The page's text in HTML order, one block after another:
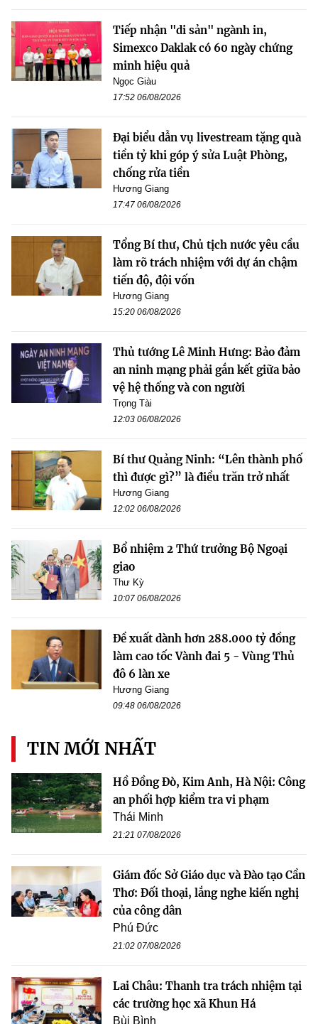
Tiếp nhận "di sản" ngành in,
Simexco Daklak có 60 ngày chứng
minh hiệu quả
Ngọc Giàu
17:52 06/08/2026
Đại biểu dẫn vụ livestream tặng quà
tiền tỷ khi góp ý sửa Luật Phòng,
chống rửa tiền
Hương Giang
17:47 06/08/2026
Tổng Bí thư, Chủ tịch nước yêu cầu
làm rõ trách nhiệm với dự án chậm
tiến độ, đội vốn
Hương Giang
15:20 06/08/2026
Thủ tướng Lê Minh Hưng: Bảo đảm
an ninh mạng phải gắn kết giữa bảo
vệ hệ thống và con người
Trọng Tài
12:03 06/08/2026
Bí thư Quảng Ninh: “Lên thành phố
thì được gì?” là điều trăn trở nhất
Hương Giang
12:02 06/08/2026
Bổ nhiệm 2 Thứ trưởng Bộ Ngoại
giao
Thư Kỳ
10:07 06/08/2026
Đề xuất dành hơn 288.000 tỷ đồng
làm cao tốc Vành đai 5 - Vùng Thủ
đô 6 làn xe
Hương Giang
09:48 06/08/2026
TIN MỚI NHẤT
Hồ Đồng Đò, Kim Anh, Hà Nội: Công
an phối hợp kiểm tra vi phạm
Thái Minh
21:21 07/08/2026
Giám đốc Sở Giáo dục và Đào tạo Cần
Thơ: Đối thoại, lắng nghe kiến nghị
của công dân
Phú Đức
21:02 07/08/2026
Lai Châu: Thanh tra trách nhiệm tại
các trường học xã Khun Há
Bùi Bình